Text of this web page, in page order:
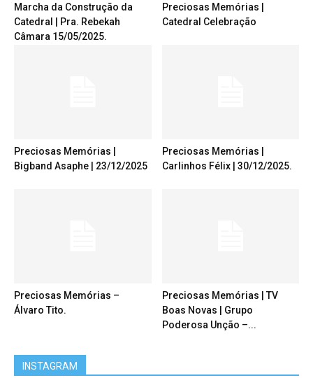
Marcha da Construção da
Catedral | Pra. Rebekah
Câmara 15/05/2025.
Preciosas Memórias |
Catedral Celebração
Preciosas Memórias |
Bigband Asaphe | 23/12/2025
Preciosas Memórias |
Carlinhos Félix | 30/12/2025.
Preciosas Memórias –
Álvaro Tito.
Preciosas Memórias | TV
Boas Novas | Grupo
Poderosa Unção –...
INSTAGRAM